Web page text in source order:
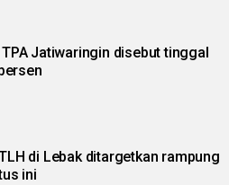
Jatiwaringin disebut tinggal
di Lebak ditargetkan rampung
ini